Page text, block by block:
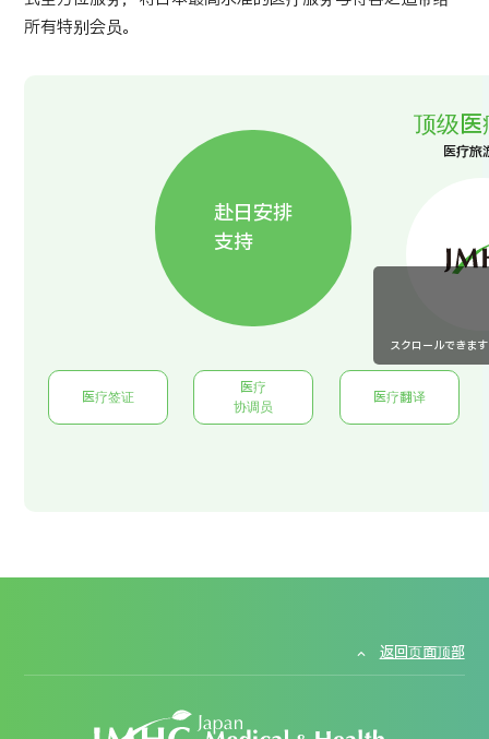
所有特别会员。
顶级
医疗旅
赴日安排
支持
医疗签证
医疗
协调员
医疗翻译
スクロールできます
返回页面顶部